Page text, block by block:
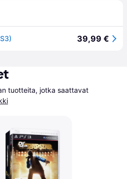
39,99 €
tuotteita, jotka saattavat